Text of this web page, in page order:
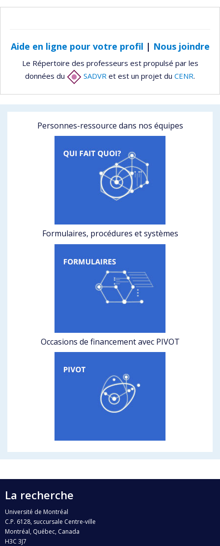
Aide en ligne pour votre profil | Nous joindre
Le Répertoire des professeurs est propulsé par les
données du
SADVR et est un projet du CENR.
Personnes-ressource dans nos équipes
Formulaires, procédures et systèmes
Occasions de financement avec PIVOT
La recherche
Université de Montréal
C.P. 6128, succursale Centre-ville
Montréal, Québec, Canada
H3C 3J7